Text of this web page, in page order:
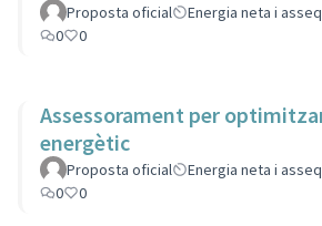
Proposta oficial
Energia neta i
0
0
Assessorament per
energètic
Proposta oficial
Energia neta i
0
0